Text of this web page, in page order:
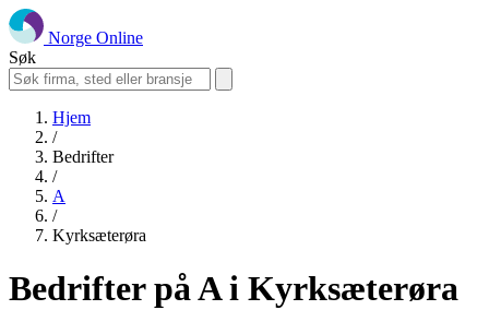
Norge Online
Søk
Hjem
/
Bedrifter
/
A
/
Kyrksæterøra
Bedrifter på A i Kyrksæterøra